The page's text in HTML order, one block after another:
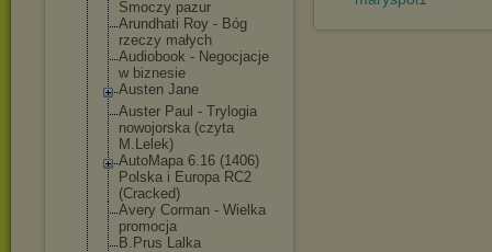
Smoczy pazur
Arundhati Roy - Bóg
rzeczy małych
Audiobook - Negocjacje
w biznesie
Austen Jane
Auster Paul - Trylogia
nowojorska (czyta
M.Lelek)
AutoMapa 6.16 (1406)
Polska i Europa RC2
(Cracked)
Avery Corman - Wielka
promocja
B.Prus Lalka